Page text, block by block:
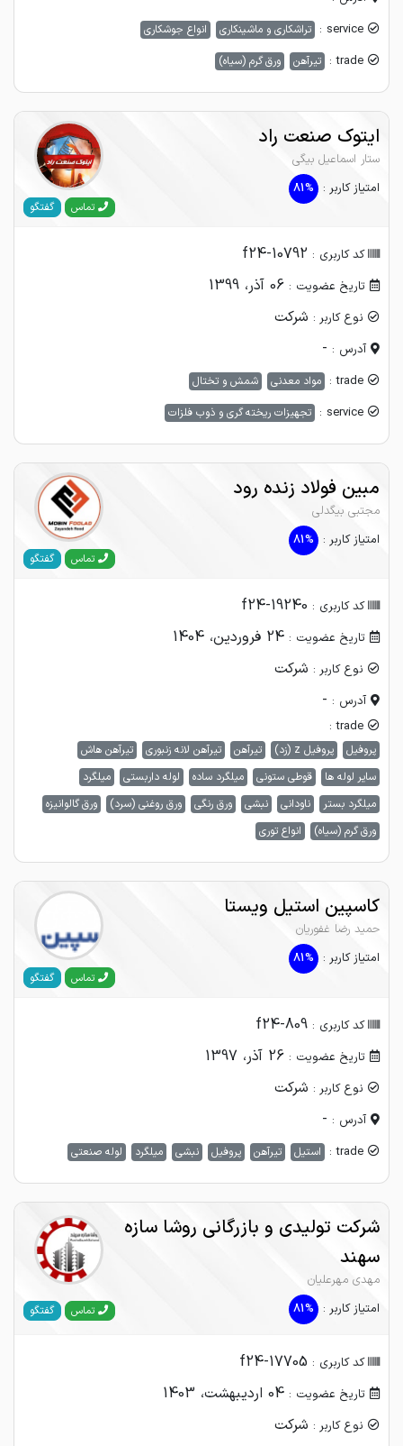
service : تراشکاری و ماشینکاری انواع جوشکاری
trade : تیرآهن ورق گرم (سیاه)
ایتوک صنعت راد
ستار اسماعیل بیگی
امتیاز کاربر :
81%
تماس گفتگو
کد کاربری : f24-10792
تاریخ عضویت : 06 آذر، 1399
نوع کاربر : شرکت
آدرس :
trade : مواد معدنی شمش و تختال
service : تجهیزات ریخته گری و ذوب فلزات
مبین فولاد زنده رود
مجتبی بیگدلی
امتیاز کاربر : 81%
تماس گفتگو
کد کاربری : f24-19240
تاریخ عضویت : 24 فروردین، 1404
نوع کاربر : شرکت
آدرس :
trade :
پروفیل پروفیل z (زد) تیرآهن تیرآهن لانه زنبوری
تیرآهن هاش
سایر لوله ها
قوطی ستونی میلگرد ساده لوله داربستی
میلگرد
میلگرد بستر
ناودانی نبشی ورق رنگی ورق روغنی (سرد)
ورق گالوانیزه
ورق گرم (سیاه)
انواع توری
کاسپین استیل ویستا
حمید رضا غفوریان
امتیاز کاربر : 81%
تماس گفتگو
کد کاربری : f24-809
تاریخ عضویت : 26 آذر، 1397
نوع کاربر : شرکت
آدرس :
trade : استیل تیرآهن پروفیل نبشی میلگرد لوله صنعتی
شرکت تولیدی و بازرگانی روشا سازه
سهند
مهدی مهرعلیان
امتیاز کاربر :
81% تماس گفتگو
کد کاربری : f24-17705
تاریخ عضویت : 04 اردیبهشت، 1403
نوع کاربر : شرکت